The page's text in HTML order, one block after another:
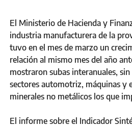
El Ministerio de Hacienda y
industria manufacturera de la
tuvo en el mes de marzo un
relación al mismo mes del año
mostraron subas interanuales,
sectores automotriz, máquinas y
minerales no metálicos los que
El informe sobre el Indicador